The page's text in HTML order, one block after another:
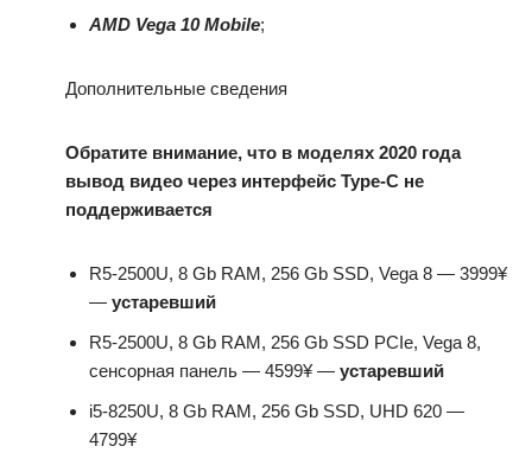
AMD Vega 10 Mobile;
Дополнительные сведения
Обратите внимание, что в моделях 2020 года
вывод видео через интерфейс Type-C не
поддерживается
R5-2500U, 8 Gb RAM, 256 Gb SSD, Vega 8 — 3999¥
— устаревший
R5-2500U, 8 Gb RAM, 256 Gb SSD PCIe, Vega 8,
сенсорная панель — 4599¥ — устаревший
i5-8250U, 8 Gb RAM, 256 Gb SSD, UHD 620 —
4799¥